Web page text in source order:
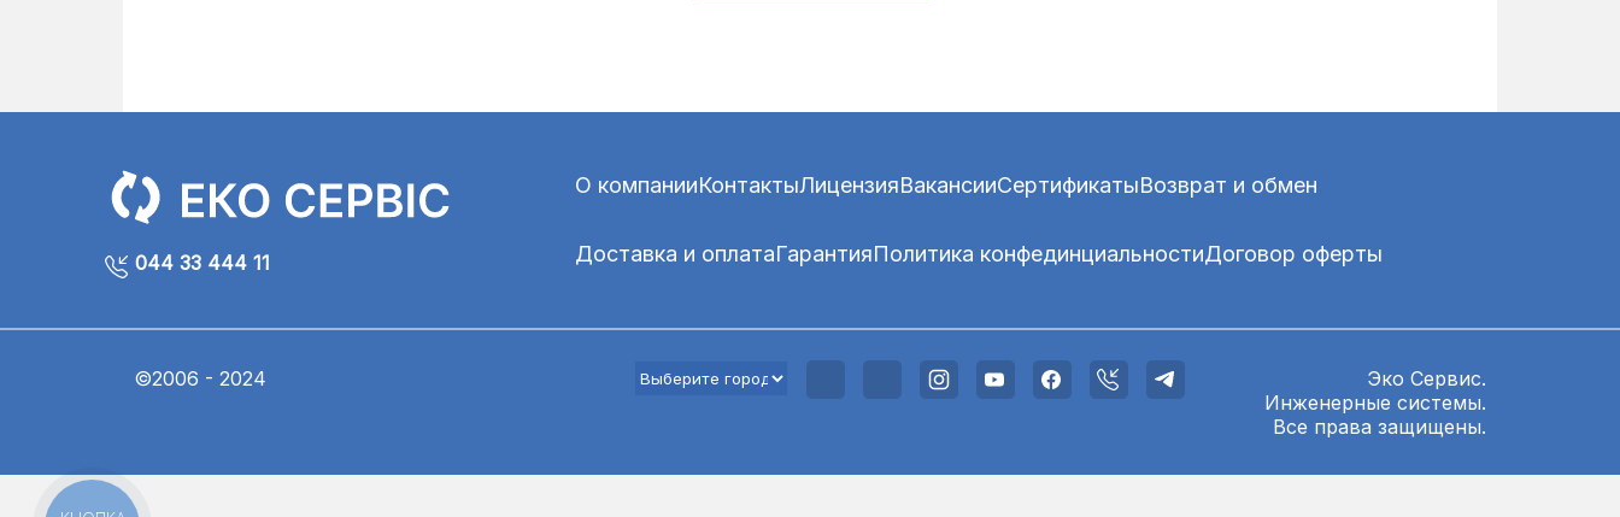
044 33 444 11
О компанииКонтактыЛицензияВакансииСертификатыВозврат и обмен
Доставка и оплатаГарантияПолитика конфединциальностиДоговор оферты
©2006 - 2024
Эко Сервис.
Инженерные системы.
Все права защищены.